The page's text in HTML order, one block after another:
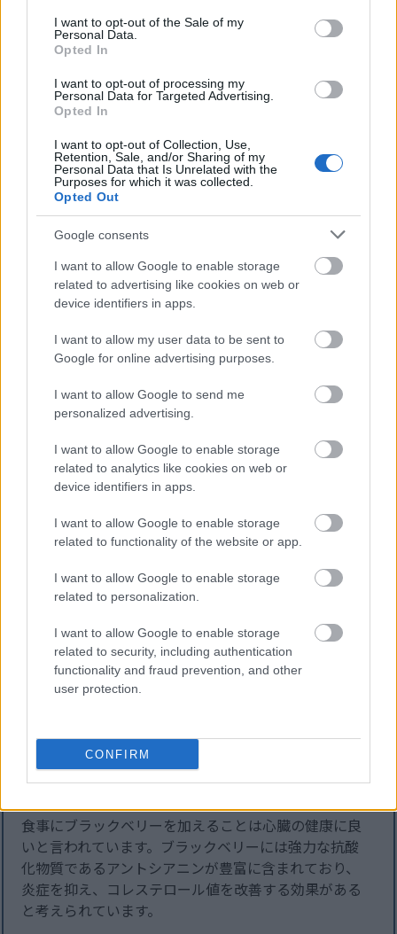
consent section.
I want to opt-out of the Sale of my
Personal Data.
Opted In
I want to opt-out of processing my
Personal Data for Targeted Advertising.
Opted In
I want to opt-out of Collection, Use,
Retention, Sale, and/or Sharing of my
Personal Data that Is Unrelated with the
Purposes for which it was collected.
Opted Out
Google consents
I want to allow Google to enable storage
related to advertising like cookies on web or
device identifiers in apps.
I want to allow my user data to be sent to
Google for online advertising purposes.
I want to allow Google to send me
personalized advertising.
I want to allow Google to enable storage
related to analytics like cookies on web or
device identifiers in apps.
I want to allow Google to enable storage
related to functionality of the website or app.
I want to allow Google to enable storage
related to personalization.
I want to allow Google to enable storage
related to security, including authentication
functionality and fraud prevention, and other
user protection.
CONFIRM
ます。
研究によると、ブラックベリーエキスは歯周病や虫歯
の予防に効果があることが示されています。ブラック
ベリーには歯に良い特別な化合物が含まれています。
ブラックベリーを間食や食事に加えると、歯の健康に
良いだけでなく、口腔内の炎症を抑える効果もありま
す。歯茎のトラブルを改善し、口内環境も良くなりま
ブラックベリーの潜在的な抗炎症効
のです。アントシアニンなどのポリフェノールが豊富
に含まれており、これらの化合物は体内の炎症を抑え
炎症は心臓病や糖尿病といった深刻な健康問題と関連
しています。ブラックベリーを食事に取り入れること
で、これらのリスクを軽減できる可能性があります。
健康維持を目指す人にとって、ブラックベリーは素晴
ブラックベリーは、体の炎症を抑えるのに効果的で
ブラックベリーを食べることで、体の炎症レベルを抑
制し、長期的に健康状態の改善につながる可能性があ
ります。
心臓血管の健康に役立つ可能性があ
ります
食事にブラックベリーを加えることは心臓の健康に良
いと言われています。ブラックベリーには強力な抗酸
化物質であるアントシアニンが豊富に含まれており、
炎症を抑え、コレステロール値を改善する効果がある
と考えられています。